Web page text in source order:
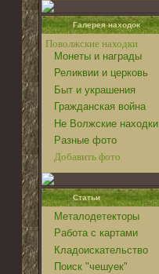
Галерея находок
Поволжские находки
Монеты и награды
Реликвии и церковь
Быт и украшения
Гражданская война
Не Волжские находки
Разные фото
Добавить фото
Статьи
Металодетекторы
Работа с картами
Кладоискательство
Поиск "чешуек"